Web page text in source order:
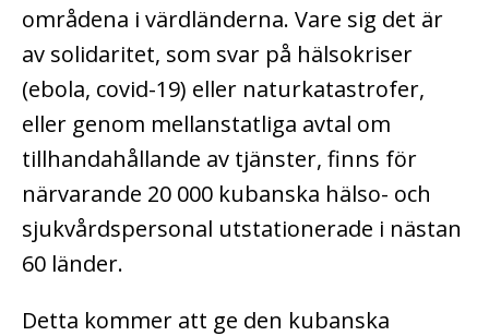
områdena i värdländerna. Vare sig det är
av solidaritet, som svar på hälsokriser
(ebola, covid-19) eller naturkatastrofer,
eller genom mellanstatliga avtal om
tillhandahållande av tjänster, finns för
närvarande 20 000 kubanska hälso- och
sjukvårdspersonal utstationerade i nästan
60 länder.
Detta kommer att ge den kubanska